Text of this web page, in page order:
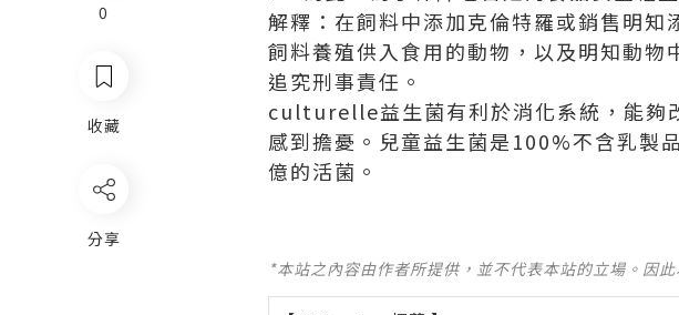
0
收藏
分享
解釋：在飼料中添加克倫特羅或銷售明
飼料養殖供入食用的動物，以及明知動
追究刑事責任。
culturelle益生菌有利於消化系統，能夠
感到擔憂。兒童益生菌是100%不含乳製
億的活菌。
*本站之內容由作者所提供，並不代表本站的立場。因